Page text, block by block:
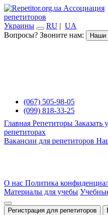
Ассоциация
репетиторов
Украины
RU | UA
Вопросы? Звоните нам:
Наши
(067) 505-98-05
(099) 818-33-25
Главная Репетиторы Заказать
репетиторах
Вакансии для репетиторов
О нас Политика
Материалы для учебы
Регистрация для репетиторов